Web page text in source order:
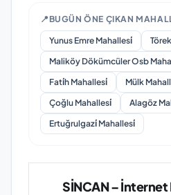
📍 BUGÜN ÖNE ÇIKAN
Yunus Emre Mahallesi̇
Maliköy Dökümcüler Osb
Fati̇h Mahallesi̇
Mülk
Çoğlu Mahallesi̇
Alagöz
Ertuğrulgazi̇ Mahallesi̇
SİNCAN – İnternet